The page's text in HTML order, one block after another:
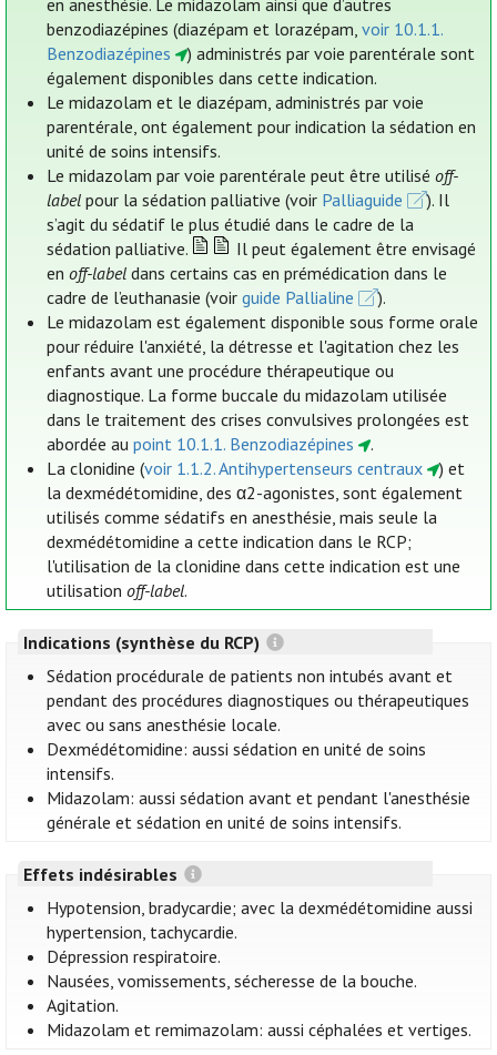
en anesthésie. Le midazolam ainsi que d’autres
benzodiazépines (diazépam et lorazépam,voir 10.1.1.
Benzodiazépines
) administrés par voie parentérale sont
également disponibles dans cette indication.
Le midazolam et le diazépam, administrés par voie
parentérale, ont également pour indication la sédation en
unité de soins intensifs.
Le midazolam par voie parentérale peut être utiliséoff-
label pour la sédation palliative (voir Palliaguide
). Il
s’agit du sédatif le plus étudié dans le cadre de la
sédation palliative.
Il peut également être envisagé
enoff-label dans certains cas en prémédication dans le
cadre de l’euthanasie (voirguide Pallialine
).
Le midazolam est également disponible sous forme orale
pour réduire l'anxiété, la détresse et l'agitation chez les
enfants avant une procédure thérapeutique ou
diagnostique. La forme buccale du midazolam utilisée
dans le traitement des crises convulsives prolongées est
abordée aupoint 10.1.1. Benzodiazépines
.
La clonidine (voir 1.1.2. Antihypertenseurs centraux
) et
la dexmédétomidine, des α2-agonistes, sont également
utilisés comme sédatifs en anesthésie, mais seule la
dexmédétomidine a cette indication dans le RCP;
l'utilisation de la clonidine dans cette indication est une
utilisationoff-label.
Indications (synthèse du RCP)
Sédation procédurale de patients non intubés avant et
pendant des procédures diagnostiques ou thérapeutiques
avec ou sans anesthésie locale.
Dexmédétomidine: aussi sédation en unité de soins
intensifs.
Midazolam: aussi sédation avant et pendant l'anesthésie
générale et sédation en unité de soins intensifs.
Effets indésirables
Hypotension, bradycardie; avec la dexmédétomidine aussi
hypertension, tachycardie.
Dépression respiratoire.
Nausées, vomissements, sécheresse de la bouche.
Agitation.
Midazolam et remimazolam: aussi céphalées et vertiges.